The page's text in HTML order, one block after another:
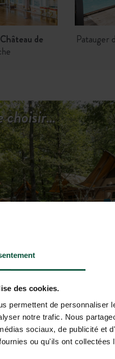
des cookies.
permettent de personnaliser
notre trafic. Nous
sociaux, de publicité et
ou qu'ils ont
Château de
Patauger
choisir…
…